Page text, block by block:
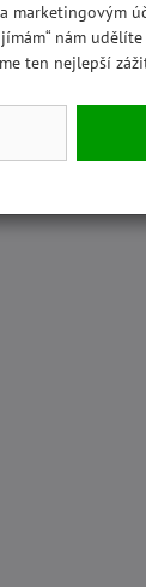
marketingovým
nám
ten nejlepší